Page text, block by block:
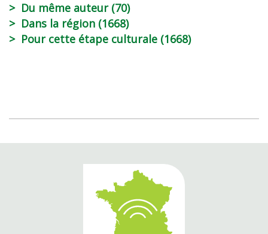
Du même auteur (70)
Dans la région (1668)
Pour cette étape culturale (1668)